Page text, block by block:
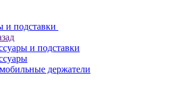
и подставки
и подставки
держатели